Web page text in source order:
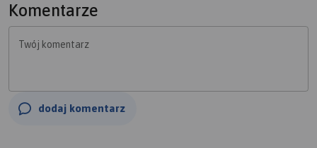
Komentarze
Twój komentarz
dodaj komentarz